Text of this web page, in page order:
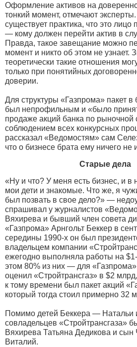
Оформление активов на
тонкий момент, отмечают
существует практика, что это
— кому должен перейти актив в
Правда, такое завещание можно
момент и никто об этом не узнает.
теоретически такие отношения
только при понятийных
доверии.
Для структуры «Газпрома» пакет в
был непрофильным и «было
продаже акций банка по рыночной
соблюдением всех конкурсных
рассказал «Ведомостям» сам
что о бизнесе брата ему ничего не
Старые дела
«Ну и что? У меня есть бизнес, и
мои дети и знакомые. Что же, я
был позвать в свое дело?» —
спрашивал у журналистов
Вяхирева и бывший член совета
«Газпрома» Арнгольт Беккер в
середины 1990-х он был
владельцем компании
ежегодно выполняла работы на
этом 80% из них — для
оценил «Стройтрансгаз» в $2
к тому времени был пакет акций
который тогда стоил примерно 32
Помимо детей Беккера —
совладельцев «Стройтрансгаза»
Вяхирева Татьяна Дедикова и
Виталий.